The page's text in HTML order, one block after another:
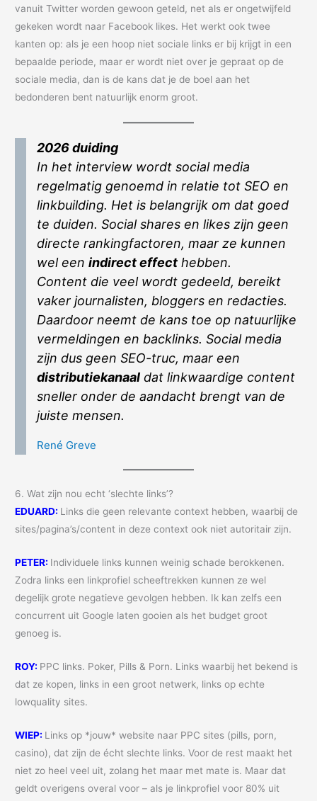
vanuit Twitter worden gewoon geteld, net als er ongetwijfeld
gekeken wordt naar Facebook likes. Het werkt ook twee
kanten op: als je een hoop niet sociale links er bij krijgt in een
bepaalde periode, maar er wordt niet over je gepraat op de
sociale media, dan is de kans dat je de boel aan het
bedonderen bent natuurlijk enorm groot.
2026 duiding
In het interview wordt social media
regelmatig genoemd in relatie tot SEO en
linkbuilding. Het is belangrijk om dat goed
te duiden. Social shares en likes zijn geen
directe rankingfactoren, maar ze kunnen
wel eenindirect effect hebben.
Content die veel wordt gedeeld, bereikt
vaker journalisten, bloggers en redacties.
Daardoor neemt de kans toe op natuurlijke
vermeldingen en backlinks. Social media
zijn dus geen SEO-truc, maar een
distributiekanaal dat linkwaardige content
sneller onder de aandacht brengt van de
juiste mensen.
René Greve
6. Wat zijn nou echt ‘slechte links’?
EDUARD: Links die geen relevante context hebben, waarbij de
sites/pagina’s/content in deze context ook niet autoritair zijn.
PETER: Individuele links kunnen weinig schade berokkenen.
Zodra links een linkprofiel scheeftrekken kunnen ze wel
degelijk grote negatieve gevolgen hebben. Ik kan zelfs een
concurrent uit Google laten gooien als het budget groot
genoeg is.
ROY: PPC links. Poker, Pills & Porn. Links waarbij het bekend is
dat ze kopen, links in een groot netwerk, links op echte
lowquality sites.
WIEP: Links op *jouw* website naar PPC sites (pills, porn,
casino), dat zijn de écht slechte links. Voor de rest maakt het
niet zo heel veel uit, zolang het maar met mate is. Maar dat
geldt overigens overal voor – als je linkprofiel voor 80% uit